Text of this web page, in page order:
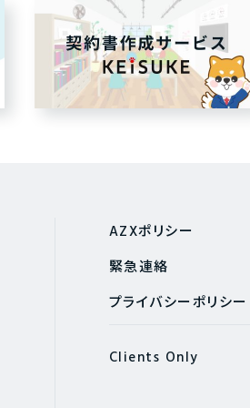
AZXポリシー
緊急連絡
プライバシーポリシー
Clients Only